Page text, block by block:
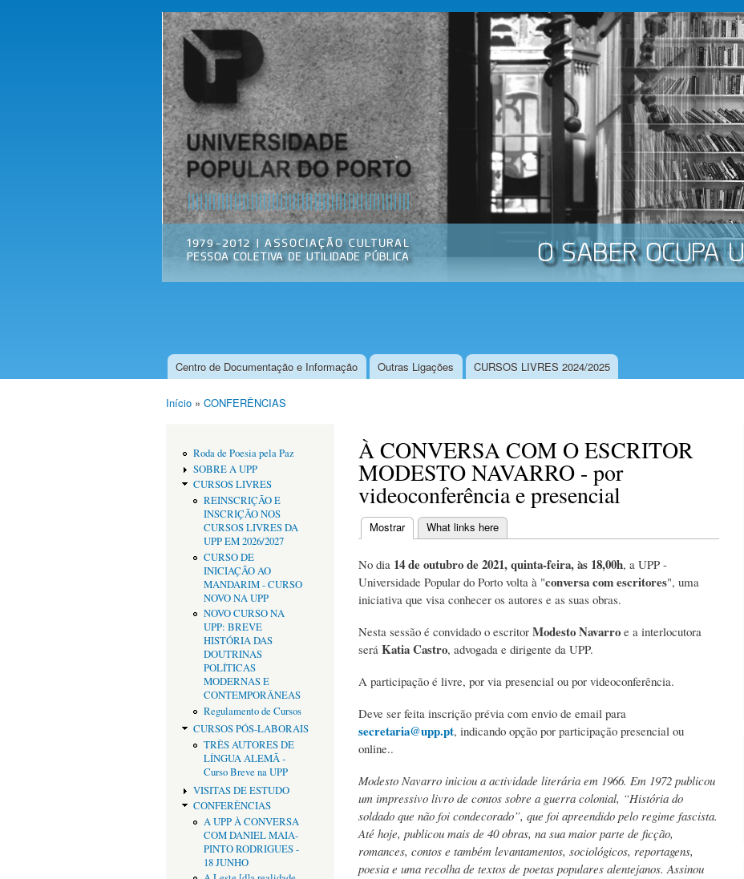
Passar
para o
conteúdo
principal
Universidade
Popular do
Porto
Associação
Cultural
Menu principal
Centro de Documentação e Informação Outras Ligações CURSOS LIVRES 2024/2025
Início » CONFERÊNCIAS
Roda de Poesia pela Paz
SOBRE A UPP
CURSOS LIVRES
REINSCRIÇÃO E
INSCRIÇÃO NOS
CURSOS LIVRES DA
UPP EM 2026/2027
CURSO DE
INICIAÇÃO AO
MANDARIM - CURSO
NOVO NA UPP
NOVO CURSO NA
UPP: BREVE
HISTÓRIA DAS
DOUTRINAS
POLÍTICAS
MODERNAS E
CONTEMPORÂNEAS
Regulamento de Cursos
CURSOS PÓS-LABORAIS
TRÊS AUTORES DE
LÍNGUA ALEMÃ -
Curso Breve na UPP
VISITAS DE ESTUDO
CONFERÊNCIAS
A UPP À CONVERSA
COM DANIEL MAIA-
PINTO RODRIGUES -
18 JUNHO
À CONVERSA COM O ESCRITOR
MODESTO NAVARRO - por
videoconferência e presencial
Separadores primários
Mostrar(separador ativo)
What links here
No dia 14 de outubro de 2021, quinta-feira, às 18,00h, a UPP -
Universidade Popular do Porto volta à "conversa com escritores", uma
iniciativa que visa conhecer os autores e as suas obras.
Nesta sessão é convidado o escritor Modesto Navarro e a interlocutora
será Katia Castro, advogada e dirigente da UPP.
A participação é livre, por via presencial ou por videoconferência.
Deve ser feita inscrição prévia com envio de email para
secretaria@upp.pt, indicando opção por participação presencial ou
online..
Modesto Navarro iniciou a actividade literária em 1966. Em 1972 publicou
um impressivo livro de contos sobre a guerra colonial, “História do
soldado que não foi condecorado”, que foi apreendido pelo regime fascista.
Até hoje, publicou mais de 40 obras, na sua maior parte de ficção,
romances, contos e também levantamentos, sociológicos, reportagens,
poesia e uma recolha de textos de poetas populares alentejanos. Assinou